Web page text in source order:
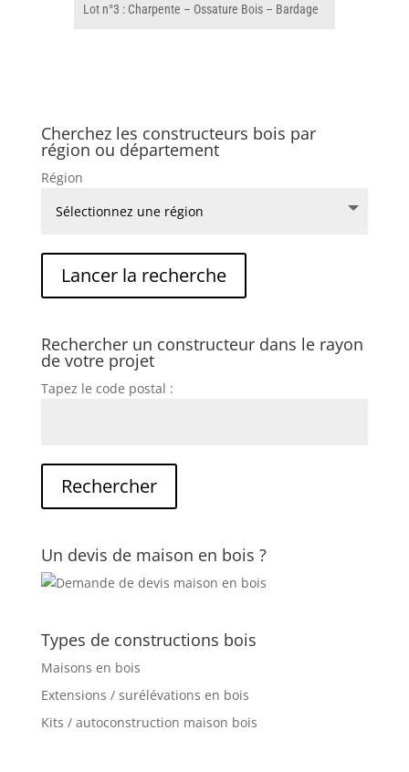
Lot n°3 : Charpente – Ossature Bois – Bardage
Cherchez les constructeurs bois par
région ou département
Région
Rechercher un constructeur dans le rayon
de votre projet
Tapez le code postal :
Un devis de maison en bois ?
Types de constructions bois
Maisons en bois
Extensions / surélévations en bois
Kits / autoconstruction maison bois